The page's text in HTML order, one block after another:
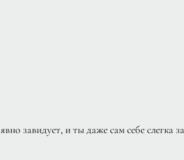
завидует, и ты даже сам себе слегка